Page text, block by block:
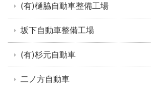
(有)樋脇自動車整備工場
坂下自動車整備工場
(有)杉元自動車
二ノ方自動車